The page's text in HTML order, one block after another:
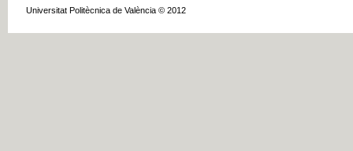
Universitat Politècnica de València © 2012